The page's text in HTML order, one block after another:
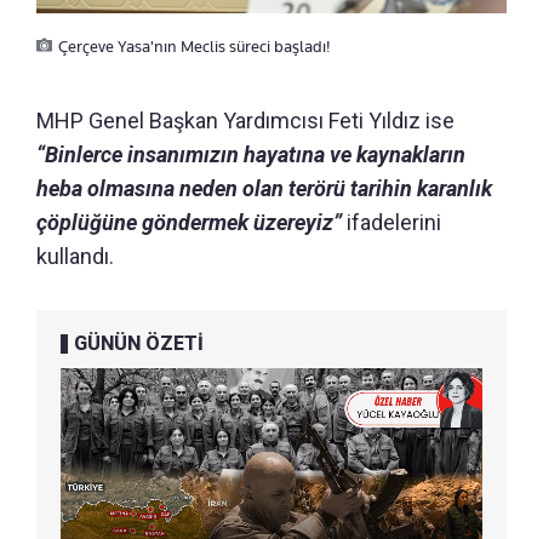
Çerçeve Yasa'nın Meclis süreci başladı!
MHP Genel Başkan Yardımcısı Feti Yıldız ise
“Binlerce insanımızın hayatına ve kaynakların
heba olmasına neden olan terörü tarihin karanlık
çöplüğüne göndermek üzereyiz”ifadelerini
kullandı.
GÜNÜN ÖZETİ